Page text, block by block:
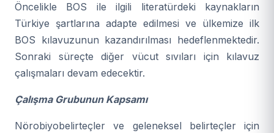
Öncelikle BOS ile ilgili literatürdeki kaynakların
Türkiye şartlarına adapte edilmesi ve ülkemize ilk
BOS kılavuzunun kazandırılması hedeflenmektedir.
Sonraki süreçte diğer vücut sıvıları için kılavuz
çalışmaları devam edecektir.
Çalışma Grubunun Kapsamı
Nörobiyobelirteçler ve geleneksel belirteçler için